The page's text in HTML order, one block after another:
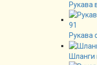
Рукава
Рукава
Шланги